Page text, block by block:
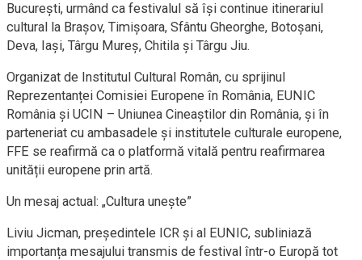
București, urmând ca festivalul să își continue itinerariul
cultural la Brașov, Timișoara, Sfântu Gheorghe, Botoșani,
Deva, Iași, Târgu Mureș, Chitila și Târgu Jiu.
Organizat de Institutul Cultural Român, cu sprijinul
Reprezentanței Comisiei Europene în România, EUNIC
România și UCIN – Uniunea Cineaștilor din România, și în
parteneriat cu ambasadele și institutele culturale europene,
FFE se reafirmă ca o platformă vitală pentru reafirmarea
unității europene prin artă.
Un mesaj actual: „Cultura unește”
Liviu Jicman, președintele ICR și al EUNIC, subliniază
importanța mesajului transmis de festival într-o Europă tot